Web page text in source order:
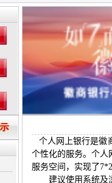
个人网上银行是徽
个性化的服务。个人
服务空间，实现了
建议使用系统及